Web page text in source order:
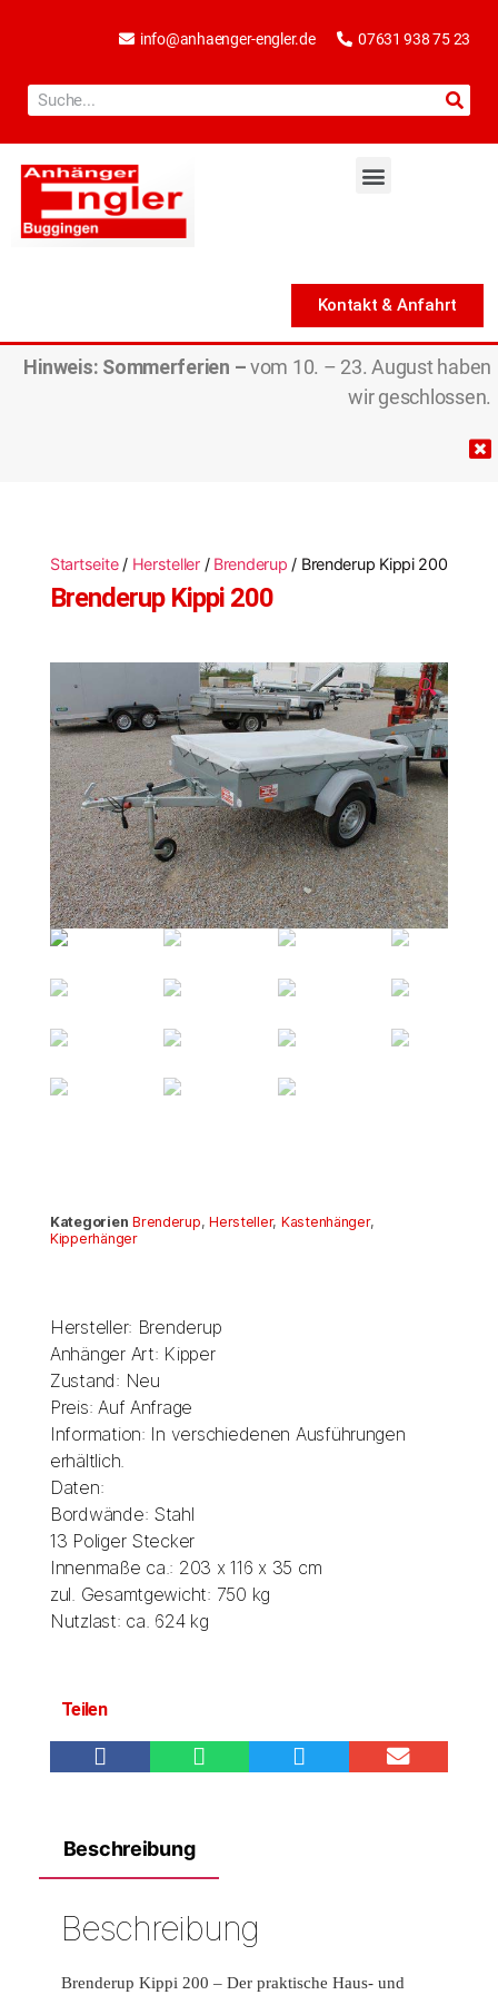
info@anhaenger-engler.de 07631 938 75 23
Kontakt & Anfahrt
Hinweis: Sommerferien –vom 10. – 23. August haben
wir geschlossen.
Startseite/ Hersteller/ Brenderup / Brenderup Kippi 200
Brenderup Kippi 200
🔍
Kategorien Brenderup,Hersteller, Kastenhänger,
Kipperhänger
Hersteller: Brenderup
Anhänger Art: Kipper
Zustand: Neu
Preis: Auf Anfrage
Information: In verschiedenen Ausführungen
erhältlich.
Daten:
Bordwände: Stahl
13 Poliger Stecker
Innenmaße ca.: 203 x 116 x 35 cm
zul. Gesamtgewicht: 750 kg
Nutzlast: ca. 624 kg
Teilen
Beschreibung
Beschreibung
Brenderup Kippi 200 – Der praktische Haus- und